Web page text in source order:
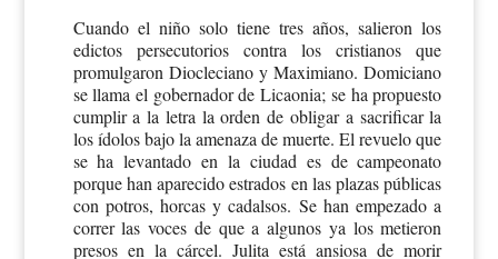
Cuando el niño solo tiene tres años, salieron los
edictos persecutorios contra los cristianos que
promulgaron Diocleciano y Maximiano. Domiciano
se llama el gobernador de Licaonia; se ha propuesto
cumplir a la letra la orden de obligar a sacrificar la
los ídolos bajo la amenaza de muerte. El revuelo que
se ha levantado en la ciudad es de campeonato
porque han aparecido estrados en las plazas públicas
con potros, horcas y cadalsos. Se han empezado a
correr las voces de que a algunos ya los metieron
presos en la cárcel. Julita está ansiosa de morir